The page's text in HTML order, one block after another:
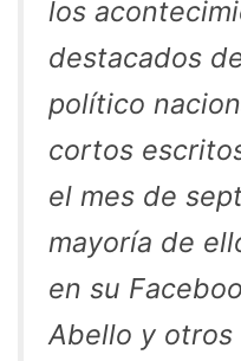
los
destacados
político
cortos
el mes de
mayoría de
en su
Abello y